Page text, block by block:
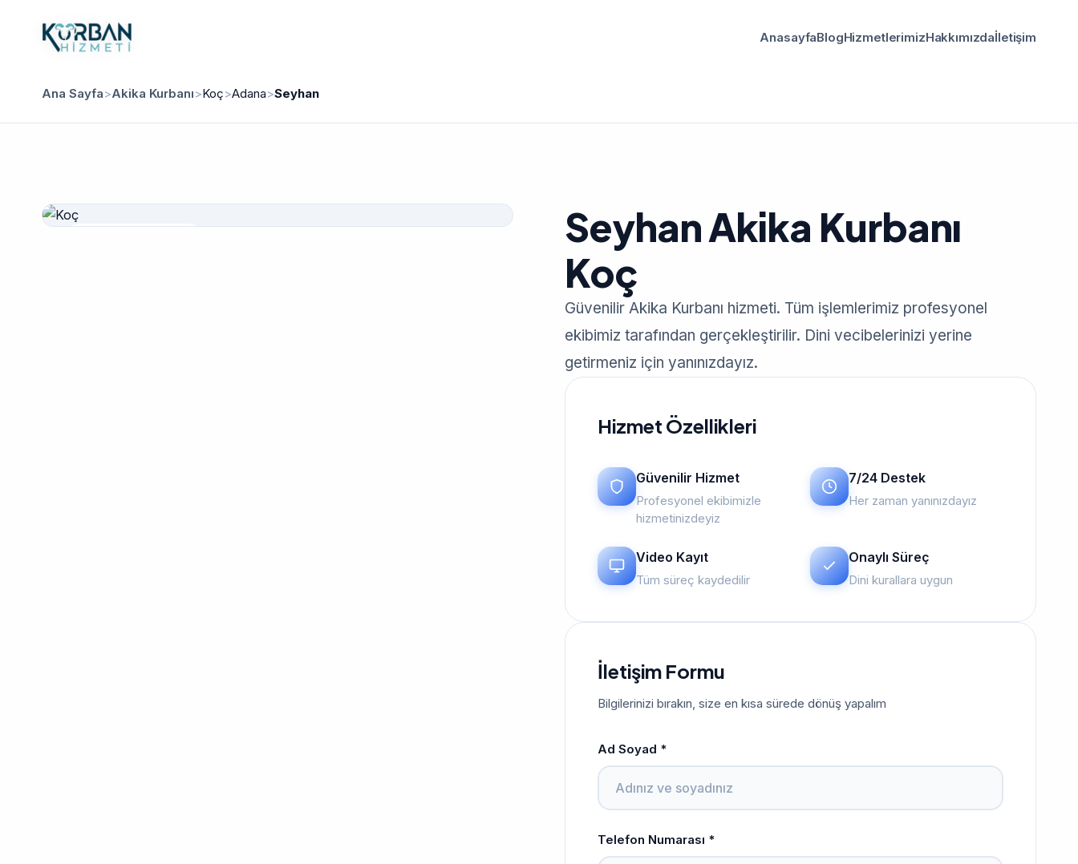
AnasayfaBlogHizmetlerimizHakkımızdaİletişim
Ana Sayfa>Akika Kurbanı>Koç>Adana>Seyhan
Seyhan Akika Kurbanı
Koç
Güvenilir Akika Kurbanı hizmeti. Tüm işlemlerimiz profesyonel
ekibimiz tarafından gerçekleştirilir. Dini vecibelerinizi yerine
getirmeniz için yanınızdayız.
Hizmet Özellikleri
Güvenilir Hizmet
Profesyonel ekibimizle
hizmetinizdeyiz
7/24 Destek
Her zaman yanınızdayız
Video Kayıt
Tüm süreç kaydedilir
Onaylı Süreç
Dini kurallara uygun
İletişim Formu
Bilgilerinizi bırakın, size en kısa sürede dönüş yapalım
Ad Soyad *
Telefon Numarası *